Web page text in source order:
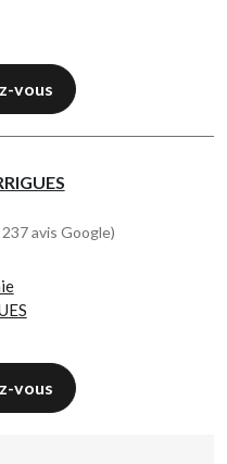
vous
avis Google)
vous